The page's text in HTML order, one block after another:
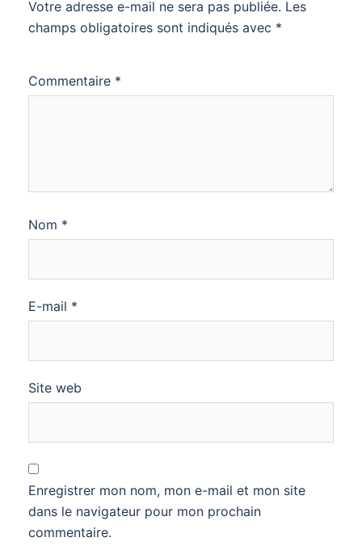
Votre adresse e-mail ne sera pas publiée. Les
champs obligatoires sont indiqués avec *
Commentaire *
Nom *
E-mail *
Site web
Enregistrer mon nom, mon e-mail et mon site
dans le navigateur pour mon prochain
commentaire.